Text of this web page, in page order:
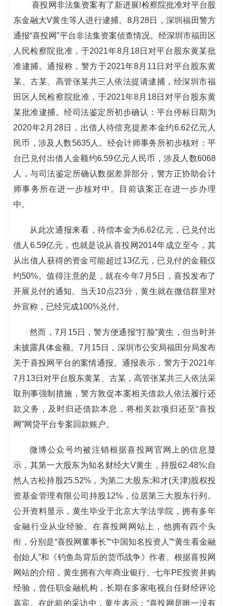
喜投网非法集资案有了新进展!检察院批准对平台股
东金融大V黄生等人进行逮捕。8月28日，深圳福田警方
通报“喜投网”平台非法集资案侦查情况。经深圳市福田区
人民检察院批准，于2021年8月18日对平台股东黄某批
准逮捕。通报称，警方于2021年8月11日对平台股东黄
某、古某、高管张某共三人依法提请逮捕，经深圳市福
田区人民检察院批准，于2021年8月18日对平台股东黄
某批准逮捕。经司法鉴定所初步确认：平台停标日期为
2020年2月28日，出借人待偿充提差本金约6.62亿元人
民币，涉及人数5635人。经会计师事务所初步核对：平
台已兑付出借人金额约6.59亿元人民币，涉及人数6068
人，与司法鉴定所确认数据差异部分，警方正协助会计
师事务所在进一步核对中。目前该案正在进一步办理
中。
从此次通报来看，待偿本金为6.62亿元，已兑付出
借人6.59亿元，也就是说从喜投网2014年成立至今，其
从出借人获得的资金可能超过13亿元，已兑付的金额仅
约50%。值得注意的是，就在今年7月5日，喜投发布了
开展兑付的通知。当天10点23分，黄生就在微信群里对
外宣称，已经完成100%兑付。
然而，7月15日，警方便通报“打脸”黄生，但当时并
未披露具体金额。7月15日，深圳市公安局福田分局发布
关于喜投网平台的案情通报。通报表示，警方于2021年
7月13日对平台股东黄某、古某，高管张某共三人依法采
取刑事强制措施，警方敦促本案相关借款人依法履行还
款义务，及时归还借款本息，将相关款项归还至“喜投
网”网贷平台专案回款账户。
微博公众号均被注销根据喜投网官网上的信息显
示，其第一大股东为知名财经大V黄生，持股62.48%;自
然人古松持股25.52%，为第二大股东;和才(天津)股权投
资基金管理有限公司持股12%，位居第三大股东行列。
公开资料显示，黄生毕业于北京大学法学院，拥有多年
金融行业从业经验。在喜投网网站上，他拥有四个头
衔，分别是“喜投网董事长”“中国知名投资人”“黄生看金融
创始人”和《钓鱼岛背后的货币战争》作者。根据喜投网
网站的介绍，黄生拥有六年商业银行、七年PE投资并购
经验，曾任职金融机构，长期在多家电视台任财经评论
嘉宾。在此前的采访中，黄生表示：“喜投网是唯一没有